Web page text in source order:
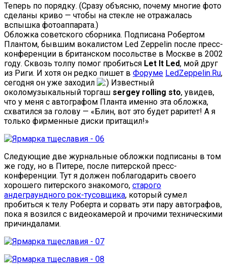
Теперь по порядку. (Сразу объясню, почему многие фото
сделаны криво — чтобы на стекле не отражалась
вспышка фотоаппарата.)
Обложка советского сборника. Подписана Робертом
Плантом, бывшим вокалистом Led Zeppelin после пресс-
конференции в британском посольстве в Москве в 2002
году. Сквозь толпу помог пробиться Let It Led, мой друг
из Риги. И хотя он редко пишет в Форуме LedZeppelin.Ru,
сегодня он уже заходил
Известный
околомузыкальный торгаш sergey rolling sto, увидев,
что у меня с автографом Планта именно эта обложка,
схватился за голову — «Блин, вот это будет раритет! А я
только фирменные диски притащил!»
Следующие две журнальные обложки подписаны в том
же году, но в Питере, после питерской пресс-
конференции. Тут я должен поблагодарить своего
хорошего питерского знакомого, старого
андеграундного рок-тусовщика, который сумел
пробиться к телу Роберта и сорвать эти пару автографов,
пока я возился с видеокамерой и прочими техническими
причиндалами.